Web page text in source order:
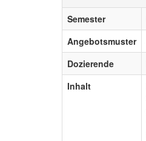
Semester
Angebotsmuster
Dozierende
Inhalt